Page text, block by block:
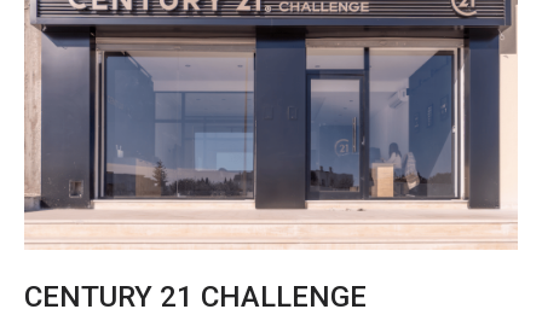
CENTURY 21 CHALLENGE